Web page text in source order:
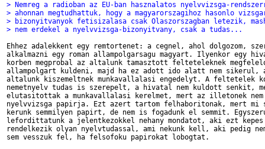
> Nemreg a radioban az EU-ban hasznalatos nyelvvizsga-
> ahonnan megtudhattuk, hogy a magyarorszagihoz hasonlo
> bizonyitvanyok fetisizalasa csak Olaszorszagban letezik,
> nem erdekel a nyelvvizsga-bizonyitvany, csak a tudas...
Ehhez adalekkent egy remtortenet: a cegnel, ahol dolgozom,
alkalmazni egy roman allampolgarsagu magyart. Ilyenkor egy
korben megprobal az altalunk tamasztott felteteleknek
allampolgart kuldeni, majd ha ez adott ido alatt nem sikerul,
altalunk kiszemeltnek munkavallalasi engedelyt. A feltetelek
nemetnyelv tudas is szerepelt, a hivatal nem kuldott senkit,
elutasitottak a munkavallalasi kerelmet, mert az illetonek
nyelvvizsga papirja. Ezt azert tartom felhaboritonak, mert mi
kerunk semmilyen papirt, de nem is fogadunk el semmit.
lefordittatunk a jelentkezokkel nehany mondatot, aki ezt kepes
rendelkezik olyan nyelvtudassal, ami nekunk kell, aki pedig
sem vesszuk fel, ha felsofoku papirokat lobogtat.